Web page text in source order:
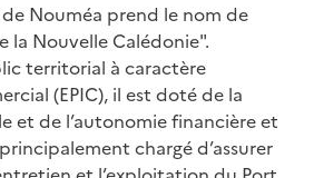
Nouméa prend le nom de
la Nouvelle Calédonie".
territorial à caractère
(EPIC), il est doté de la
et de l’autonomie financière et
chargé d’assurer